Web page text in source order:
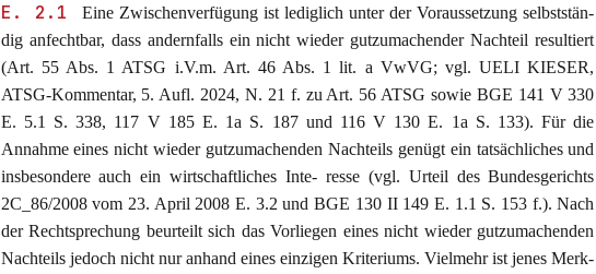
E. 2.1
Eine Zwischenverfügung ist lediglich unter der Voraussetzung selbststän-
dig anfechtbar, dass andernfalls ein nicht wieder gutzumachender Nachteil resultiert
(Art. 55 Abs. 1 ATSG i.V.m. Art. 46 Abs. 1 lit. a VwVG; vgl. UELI KIESER,
ATSG-Kommentar, 5. Aufl. 2024, N. 21 f. zu Art. 56 ATSG sowie BGE 141 V 330
E. 5.1 S. 338, 117 V 185 E. 1a S. 187 und 116 V 130 E. 1a S. 133). Für die
Annahme eines nicht wieder gutzumachenden Nachteils genügt ein tatsächliches und
insbesondere auch ein wirtschaftliches Inte- resse (vgl. Urteil des Bundesgerichts
2C_86/2008 vom 23. April 2008 E. 3.2 und BGE 130 II 149 E. 1.1 S. 153 f.). Nach
der Rechtsprechung beurteilt sich das Vorliegen eines nicht wieder gutzumachenden
Nachteils jedoch nicht nur anhand eines einzigen Kriteriums. Vielmehr ist jenes Merk-